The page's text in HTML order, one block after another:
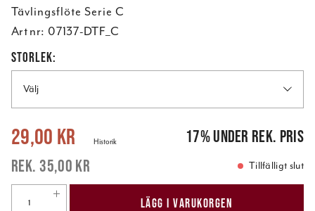
Tävlingsflöte Serie C
Art nr: 07137-DTF_C
STORLEK:
Välj
Nuvarande pris: 35,00 kr
29,00 kr
35,00 kr
Historik 17%under rek. pris
Tillfälligt slut
LÄGG I VARUKORGEN